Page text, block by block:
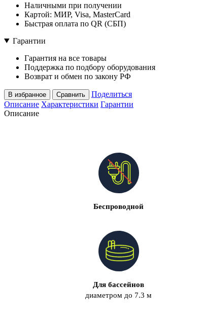
Наличными при получении
Картой: МИР, Visa, MasterCard
Быстрая оплата по QR (СБП)
Гарантии
Гарантия на все товары
Поддержка по подбору оборудования
Возврат и обмен по закону РФ
В избранное Сравнить
Поделиться
Описание Характеристики Гарантии
Описание
Беспроводной
Для бассейнов
диаметром до 7.3 м